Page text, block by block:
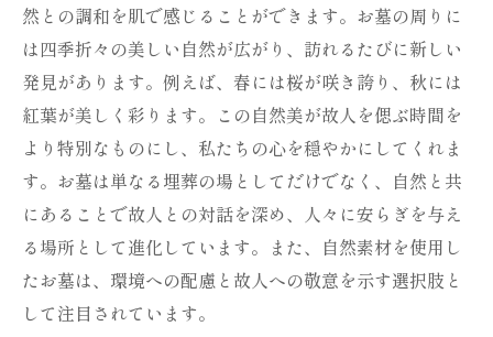
夏の日差しと共に訪れる清涼感
秋の紅葉が彩る墓地の風景
冬の静寂がお墓参りを深める
季節の移ろいを感じるお墓参り
自然の変化が心に与える影響
線香の煙に託す故人へのメッセージ
煙が伝える思いの深さ
線香の種類とメッセージの関係
故人への祈りを込めた線香の選び方
然との調和を肌で感じることができます。お墓の周りに
は四季折々の美しい自然が広がり、訪れるたびに新しい
発見があります。例えば、春には桜が咲き誇り、秋には
紅葉が美しく彩ります。この自然美が故人を偲ぶ時間を
より特別なものにし、私たちの心を穏やかにしてくれま
す。お墓は単なる埋葬の場としてだけでなく、自然と共
にあることで故人との対話を深め、人々に安らぎを与え
る場所として進化しています。また、自然素材を使用し
たお墓は、環境への配慮と故人への敬意を示す選択肢と
して注目されています。